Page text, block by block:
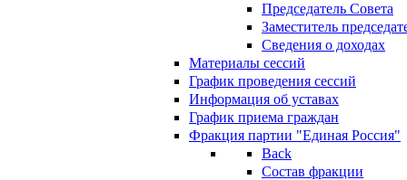
Председатель Совета
Заместитель
Сведения о доходах
Материалы сессий
График проведения сессий
Информация об уставах
График приема граждан
Фракция партии "Единая Россия"
Back
Состав фракции